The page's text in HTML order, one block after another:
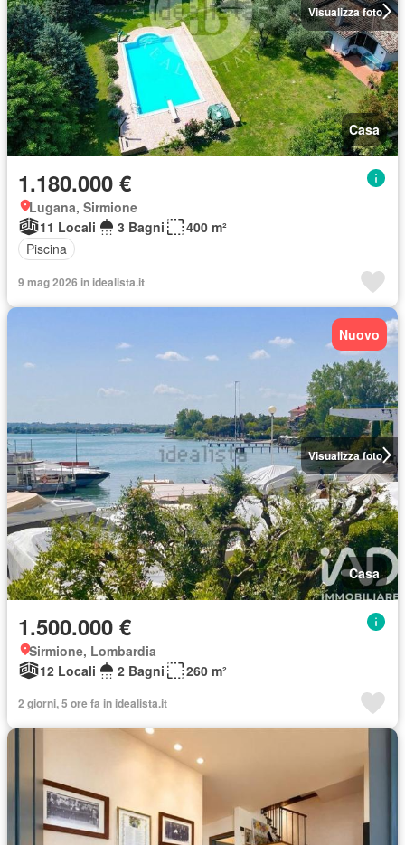
Visualizza foto
Casa
1.180.000 €
Lugana, Sirmione
11 Locali
3 Bagni
400 m²
Piscina
9 mag 2026 in idealista.it
Visualizza foto
Nuovo
Casa
1.500.000 €
Sirmione, Lombardia
12 Locali
2 Bagni 260 m²
2 giorni, 5 ore fa in idealista.it